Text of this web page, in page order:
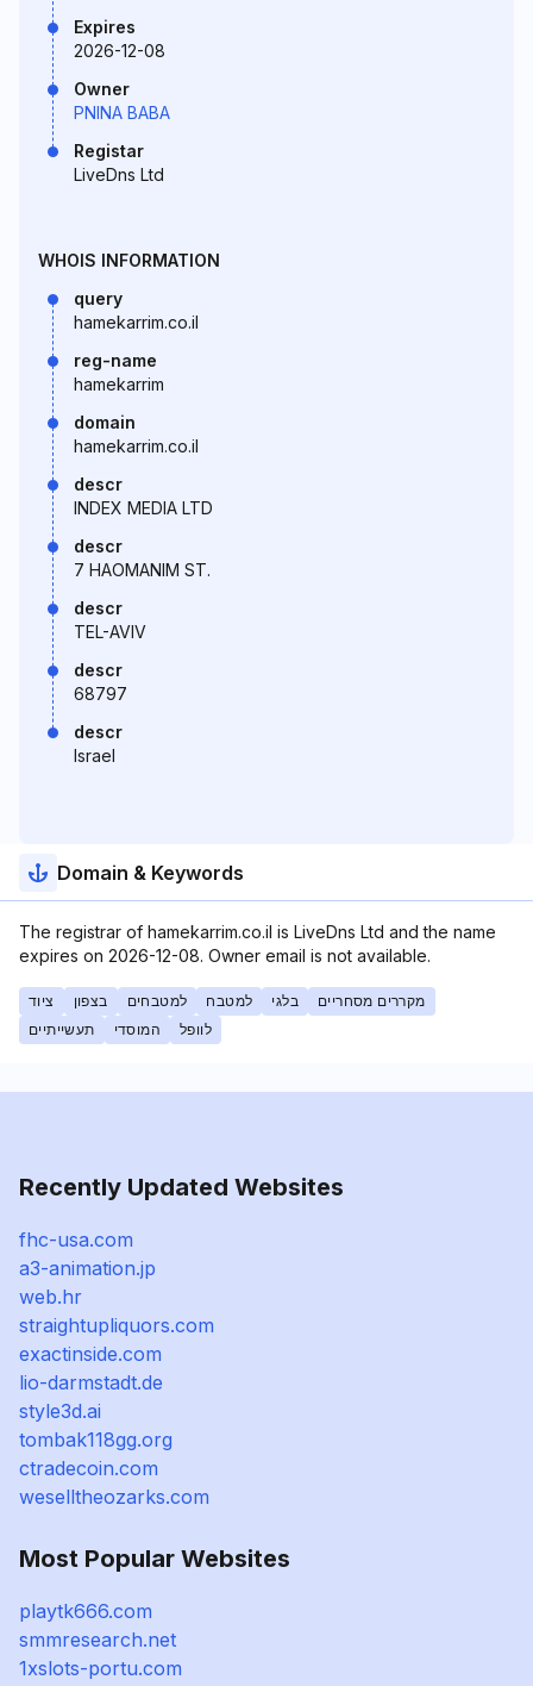
Expires
2026-12-08
Owner
PNINA BABA
Registar
LiveDns Ltd
WHOIS INFORMATION
query
hamekarrim.co.il
reg-name
hamekarrim
domain
hamekarrim.co.il
descr
INDEX MEDIA LTD
descr
7 HAOMANIM ST.
descr
TEL-AVIV
descr
68797
descr
Israel
Domain & Keywords
The registrar of hamekarrim.co.il is LiveDns Ltd and the name
expires on 2026-12-08. Owner email is not available.
ציוד בצפון למטבחים למטבח בלגי
מקררים מסחריים
תעשייתיים
המוסדי לוופל
Recently Updated Websites
fhc-usa.com
a3-animation.jp
web.hr
straightupliquors.com
exactinside.com
lio-darmstadt.de
style3d.ai
tombak118gg.org
ctradecoin.com
weselltheozarks.com
Most Popular Websites
playtk666.com
smmresearch.net
1xslots-portu.com